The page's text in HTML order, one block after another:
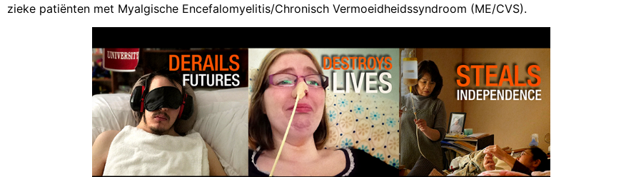
zieke patiënten met Myalgische Encefalomyelitis/Chronisch Vermoeidheidssyndroom (ME/CVS).